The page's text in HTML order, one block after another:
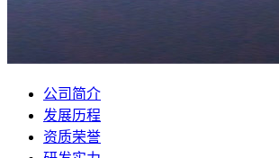
公司简介
发展历程
资质荣誉